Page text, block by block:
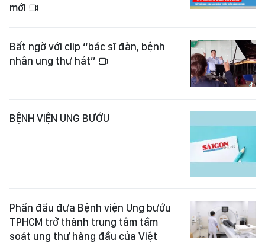
mới
Bất ngờ với clip “bác sĩ đàn, bệnh
nhân ung thư hát”
BỆNH VIỆN UNG BƯỚU
Phấn đấu đưa Bệnh viện Ung bướu
TPHCM trở thành trung tâm tầm
soát ung thư hàng đầu của Việt